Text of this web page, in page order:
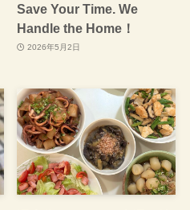
Save Your Time. We
Handle the Home！
2026年5月2日